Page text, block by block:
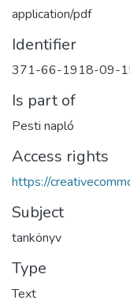
application/pdf
Identifier
371-66-1918-09-
Is part of
Pesti napló
Access rights
https://
Subject
tankönyv
Type
Text